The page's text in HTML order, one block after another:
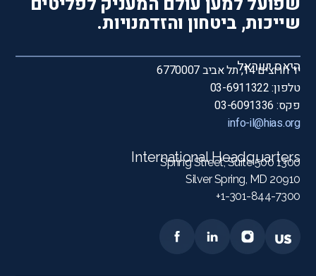
שייכות, ביטחון והזדמנויות.
היאס ישראל
יד חרוצים 14, תל אביב 6770007
טלפון: 03-6911322
פקס: 03-6091336
info-il@hias.org
International Headquarters
1300 Spring Street, Suite 500
Silver Spring, MD 20910
1-301-844-7300+